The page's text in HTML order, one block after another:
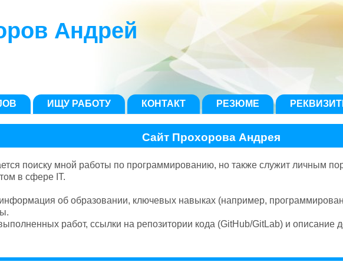
Андрей
ИЩУ РАБОТУ КОНТАКТ РЕЗЮМЕ
Сайт Прохорова Андрея
поиску мной работы по программированию, но также служит личным
в сфере IT.
об образовании, ключевых навыках (например,
работ, ссылки на репозитории кода (GitHub/GitLab) и описание